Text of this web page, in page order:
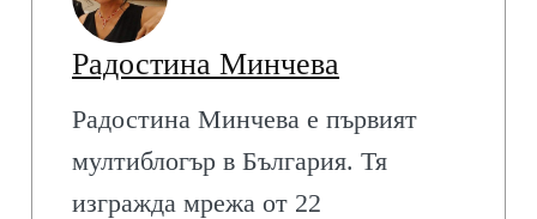
Радостина Минчева
Радостина Минчева е първият
мултиблогър в България. Тя
изгражда мрежа от 22